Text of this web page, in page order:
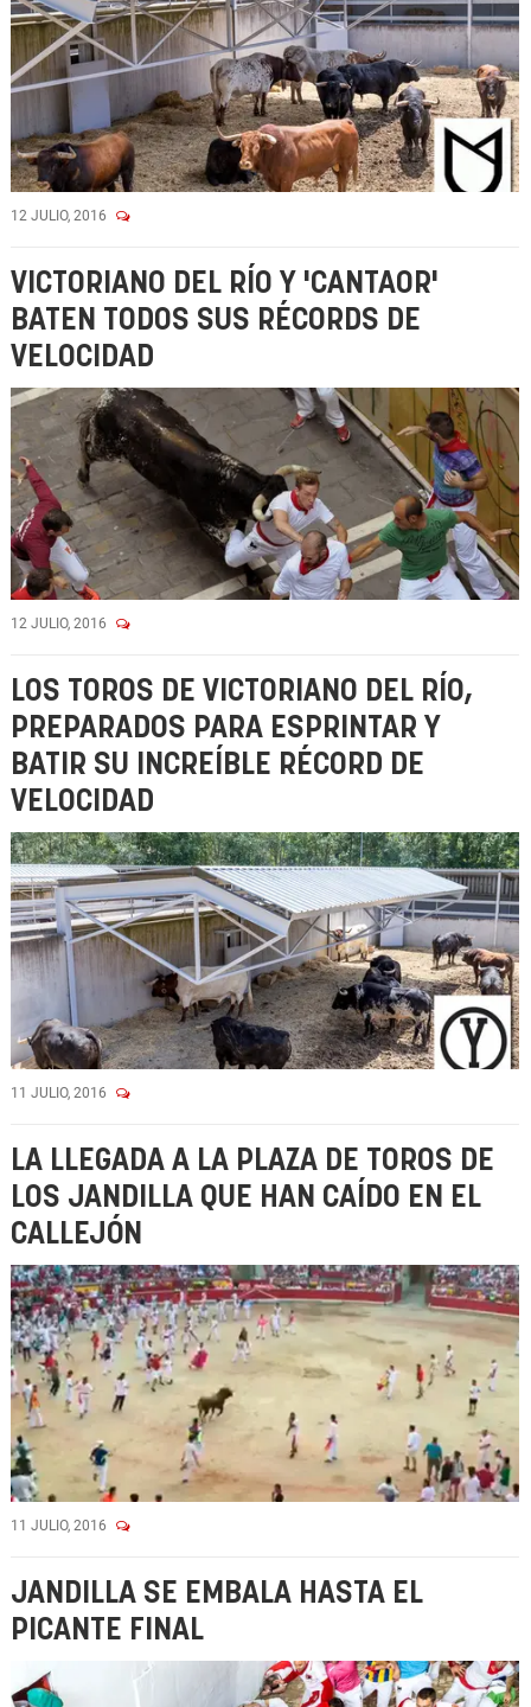
12 JULIO, 2016
VICTORIANO DEL RÍO Y 'CANTAOR'
BATEN TODOS SUS RÉCORDS DE
VELOCIDAD
12 JULIO, 2016
LOS TOROS DE VICTORIANO DEL RÍO,
PREPARADOS PARA ESPRINTAR Y
BATIR SU INCREÍBLE RÉCORD DE
VELOCIDAD
11 JULIO, 2016
LA LLEGADA A LA PLAZA DE TOROS DE
LOS JANDILLA QUE HAN CAÍDO EN EL
CALLEJÓN
11 JULIO, 2016
JANDILLA SE EMBALA HASTA EL
PICANTE FINAL